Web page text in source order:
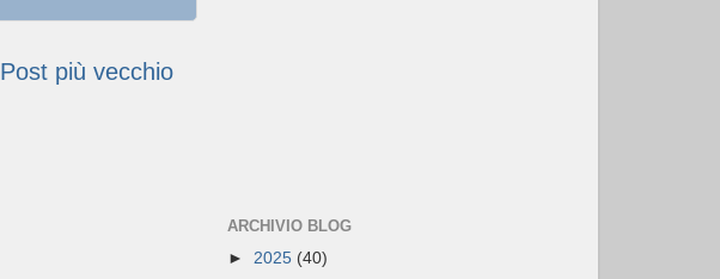
Post più vecchio
ARCHIVIO BLOG
► 2025 (40)